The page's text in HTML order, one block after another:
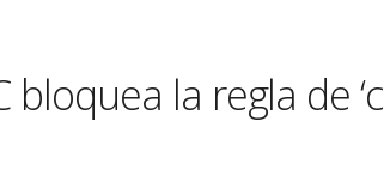
bloquea la regla de